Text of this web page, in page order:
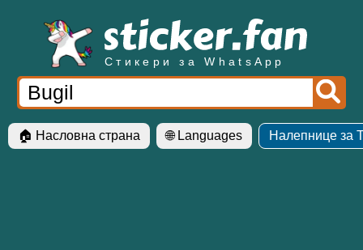
Стикери за WhatsApp
🏠 Насловна страна 🌐 Languages Налепнице за